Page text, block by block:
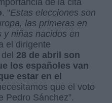
. "Estas elecciones son
las primeras en
y niñas nacidos en
el dirigente
28 de abril son
los españoles van
estar en el
que el voto
Pedro Sánchez”.